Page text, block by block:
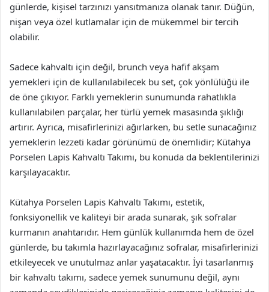
günlerde, kişisel tarzınızı yansıtmanıza olanak tanır. Düğün,
nişan veya özel kutlamalar için de mükemmel bir tercih
olabilir.
Sadece kahvaltı için değil, brunch veya hafif akşam
yemekleri için de kullanılabilecek bu set, çok yönlülüğü ile
de öne çıkıyor. Farklı yemeklerin sunumunda rahatlıkla
kullanılabilen parçalar, her türlü yemek masasında şıklığı
artırır. Ayrıca, misafirlerinizi ağırlarken, bu setle sunacağınız
yemeklerin lezzeti kadar görünümü de önemlidir; Kütahya
Porselen Lapis Kahvaltı Takımı, bu konuda da beklentilerinizi
karşılayacaktır.
Kütahya Porselen Lapis Kahvaltı Takımı, estetik,
fonksiyonellik ve kaliteyi bir arada sunarak, şık sofralar
kurmanın anahtarıdır. Hem günlük kullanımda hem de özel
günlerde, bu takımla hazırlayacağınız sofralar, misafirlerinizi
etkileyecek ve unutulmaz anlar yaşatacaktır. İyi tasarlanmış
bir kahvaltı takımı, sadece yemek sunumunu değil, aynı